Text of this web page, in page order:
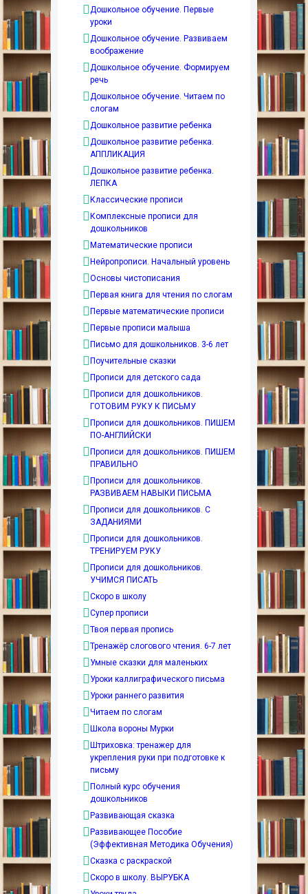
Дошкольное обучение. Первые
уроки
Дошкольное обучение. Развиваем
воображение
Дошкольное обучение. Формируем
речь
Дошкольное обучение. Читаем по
слогам
Дошкольное развитие ребенка
Дошкольное развитие ребенка.
АППЛИКАЦИЯ
Дошкольное развитие ребенка.
ЛЕПКА
Классические прописи
Комплексные прописи для
дошкольников
Математические прописи
Нейропрописи. Начальный уровень
Основы чистописания
Первая книга для чтения по слогам
Первые математические прописи
Первые прописи малыша
Письмо для дошкольников. 3-6 лет
Поучительные сказки
Прописи для детского сада
Прописи для дошкольников.
ГОТОВИМ РУКУ К ПИСЬМУ
Прописи для дошкольников. ПИШЕМ
ПО-АНГЛИЙСКИ
Прописи для дошкольников. ПИШЕМ
ПРАВИЛЬНО
Прописи для дошкольников.
РАЗВИВАЕМ НАВЫКИ ПИСЬМА
Прописи для дошкольников. С
ЗАДАНИЯМИ
Прописи для дошкольников.
ТРЕНИРУЕМ РУКУ
Прописи для дошкольников.
УЧИМСЯ ПИСАТЬ
Скоро в школу
Супер прописи
Твоя первая пропись
Тренажёр слогового чтения. 6-7 лет
Умные сказки для маленьких
Уроки каллиграфического письма
Уроки раннего развития
Читаем по слогам
Школа вороны Мурки
Штриховка: тренажер для
укрепления руки при подготовке к
письму
Полный курс обучения
дошкольников
Развивающая сказка
Развивающее Пособие
(Эффективная Методика Обучения)
Сказка с раскраской
Скоро в школу. ВЫРУБКА